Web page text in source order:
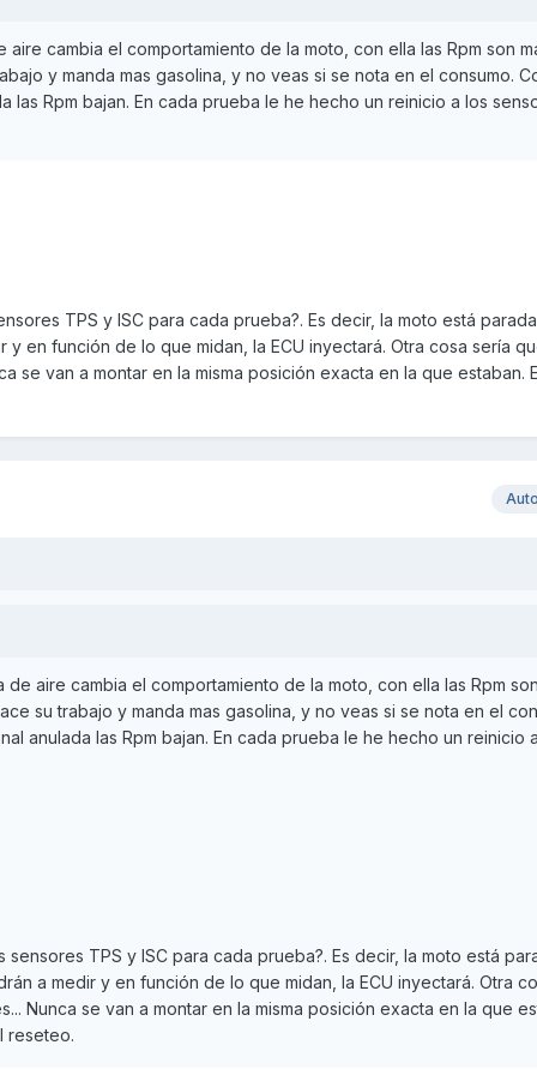
cambia el comportamiento de la moto, con ella las Rpm son
y manda mas gasolina, y no veas si se nota en el consumo.
las Rpm bajan. En cada prueba le he hecho un reinicio a los
TPS y ISC para cada prueba?. Es decir, la moto está
y en función de lo que midan, la ECU inyectará. Otra cosa sería
se van a montar en la misma posición exacta en la que estaban.
aire cambia el comportamiento de la moto, con ella las Rpm
su trabajo y manda mas gasolina, y no veas si se nota en el
anulada las Rpm bajan. En cada prueba le he hecho un reinicio
sensores TPS y ISC para cada prueba?. Es decir, la moto está
a medir y en función de lo que midan, la ECU inyectará. Otra
Nunca se van a montar en la misma posición exacta en la que
reseteo.